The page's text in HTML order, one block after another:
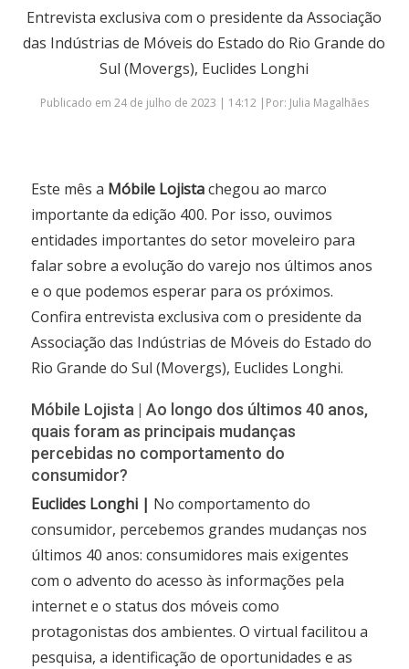
Entrevista exclusiva com o presidente da Associação
das Indústrias de Móveis do Estado do Rio Grande do
Sul (Movergs), Euclides Longhi
Publicado em 24 de julho de 2023 | 14:12 |Por: Julia Magalhães
Este mês a Móbile Lojistachegou ao marco
importante da edição 400. Por isso, ouvimos
entidades importantes do setor moveleiro para
falar sobre a evolução do varejo nos últimos anos
e o que podemos esperar para os próximos.
Confira entrevista exclusiva com o presidente da
Associação das Indústrias de Móveis do Estado do
Rio Grande do Sul (Movergs), Euclides Longhi.
Móbile Lojista | Ao longo dos últimos 40 anos,
quais foram as principais mudanças
percebidas no comportamento do
consumidor?
Euclides Longhi | No comportamento do
consumidor, percebemos grandes mudanças nos
últimos 40 anos: consumidores mais exigentes
com o advento do acesso às informações pela
internet e o status dos móveis como
protagonistas dos ambientes. O virtual facilitou a
pesquisa, a identificação de oportunidades e as